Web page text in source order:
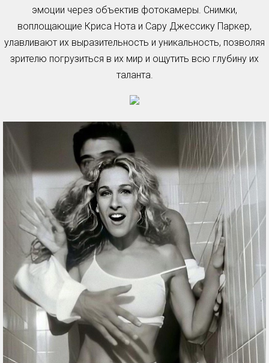
эмоции через объектив фотокамеры. Снимки,
воплощающие Криса Нота и Сару Джессику Паркер,
улавливают их выразительность и уникальность, позволяя
зрителю погрузиться в их мир и ощутить всю глубину их
таланта.